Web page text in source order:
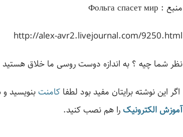
منبع : Фольга спасет мир
http://alex-avr2.livejournal.com/9250.html
نظر شما چیه ؟ به اندازه دوست روسی ما خلاق
اگر این نوشته‌ برایتان مفید بود لطفاکامنت بنویسید
آموزش الکترونیک را هم نصب کنید.